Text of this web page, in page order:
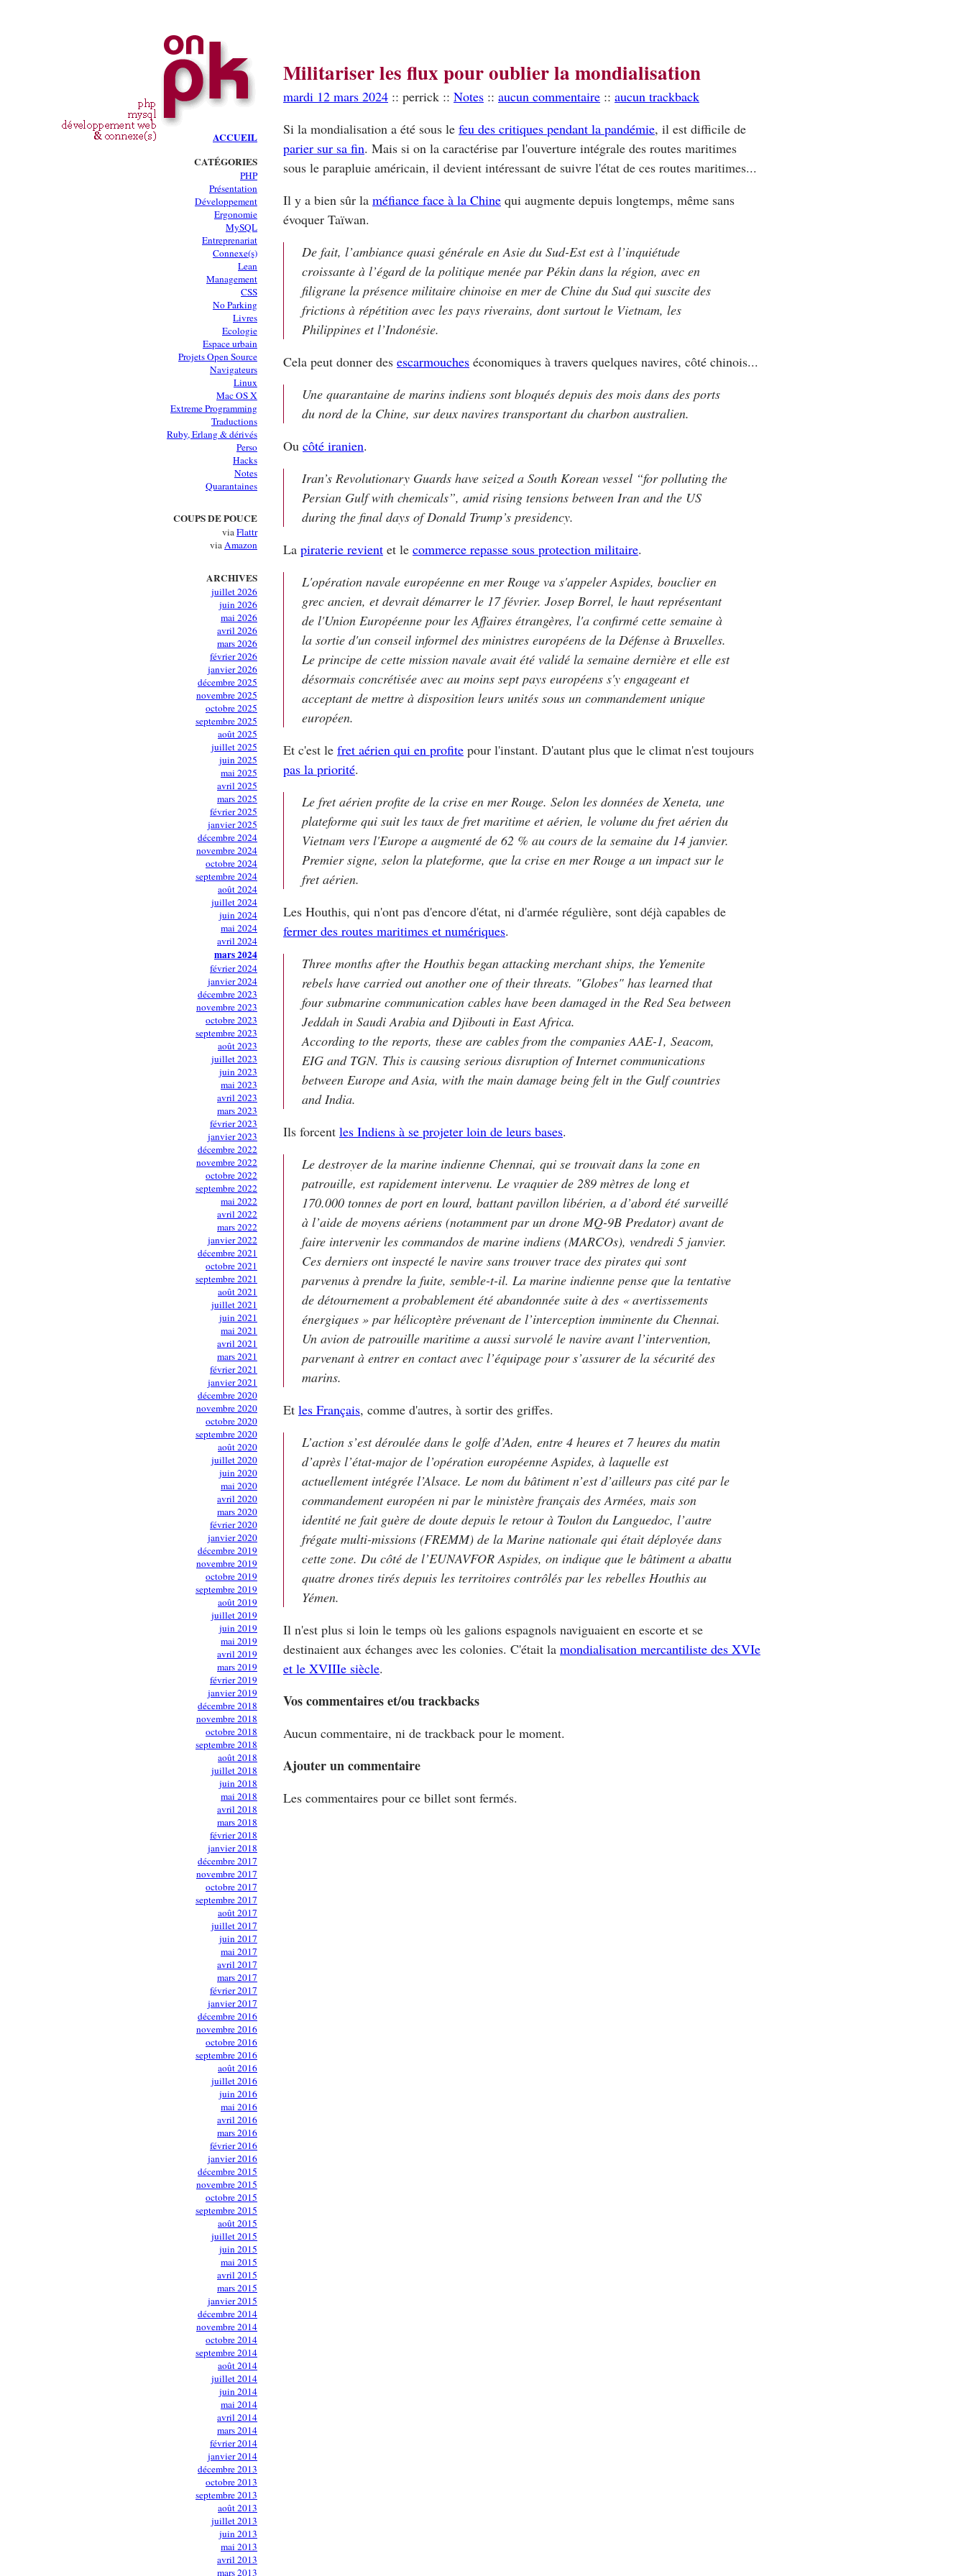
ACCUEIL
CATÉGORIES
PHP
Présentation
Développement
Ergonomie
MySQL
Entreprenariat
Connexe(s)
Lean
Management
CSS
No Parking
Livres
Ecologie
Espace urbain
Projets Open Source
Navigateurs
Linux
Mac OS X
Extreme Programming
Traductions
Ruby, Erlang & dérivés
Perso
Hacks
Notes
Quarantaines
COUPS DE POUCE
viaFlattr
viaAmazon
ARCHIVES
juillet 2026
juin 2026
mai 2026
avril 2026
mars 2026
février 2026
janvier 2026
décembre 2025
novembre 2025
octobre 2025
septembre 2025
août 2025
juillet 2025
juin 2025
mai 2025
avril 2025
mars 2025
février 2025
janvier 2025
décembre 2024
novembre 2024
octobre 2024
septembre 2024
août 2024
juillet 2024
juin 2024
mai 2024
avril 2024
mars 2024
février 2024
janvier 2024
décembre 2023
novembre 2023
octobre 2023
septembre 2023
août 2023
juillet 2023
juin 2023
mai 2023
avril 2023
mars 2023
février 2023
janvier 2023
décembre 2022
novembre 2022
octobre 2022
septembre 2022
mai 2022
avril 2022
mars 2022
janvier 2022
décembre 2021
octobre 2021
septembre 2021
août 2021
juillet 2021
juin 2021
mai 2021
avril 2021
mars 2021
février 2021
janvier 2021
décembre 2020
novembre 2020
octobre 2020
septembre 2020
août 2020
juillet 2020
juin 2020
mai 2020
avril 2020
mars 2020
février 2020
janvier 2020
décembre 2019
novembre 2019
octobre 2019
septembre 2019
août 2019
juillet 2019
juin 2019
mai 2019
avril 2019
mars 2019
février 2019
janvier 2019
décembre 2018
novembre 2018
octobre 2018
septembre 2018
août 2018
juillet 2018
juin 2018
mai 2018
avril 2018
mars 2018
février 2018
janvier 2018
décembre 2017
novembre 2017
octobre 2017
septembre 2017
août 2017
juillet 2017
juin 2017
mai 2017
avril 2017
mars 2017
février 2017
janvier 2017
décembre 2016
novembre 2016
octobre 2016
septembre 2016
août 2016
juillet 2016
juin 2016
mai 2016
avril 2016
mars 2016
février 2016
janvier 2016
décembre 2015
novembre 2015
octobre 2015
septembre 2015
août 2015
juillet 2015
juin 2015
mai 2015
avril 2015
mars 2015
janvier 2015
décembre 2014
novembre 2014
octobre 2014
septembre 2014
août 2014
juillet 2014
juin 2014
mai 2014
avril 2014
mars 2014
février 2014
janvier 2014
décembre 2013
octobre 2013
septembre 2013
août 2013
juillet 2013
juin 2013
mai 2013
avril 2013
mars 2013
Militariser les flux pour oublier la mondialisation
mardi 12 mars 2024 :: perrick :: Notes :: aucun commentaire :: aucun trackback
Si la mondialisation a été sous le feu des critiques pendant la pandémie, il est difficile de
parier sur sa fin. Mais si on la caractérise par l'ouverture intégrale des routes maritimes
sous le parapluie américain, il devient intéressant de suivre l'état de ces routes maritimes...
Il y a bien sûr la méfiance face à la Chine qui augmente depuis longtemps, même sans
évoquer Taïwan.
De fait, l’ambiance quasi générale en Asie du Sud-Est est à l’inquiétude
croissante à l’égard de la politique menée par Pékin dans la région, avec en
filigrane la présence militaire chinoise en mer de Chine du Sud qui suscite des
frictions à répétition avec les pays riverains, dont surtout le Vietnam, les
Philippines et l’Indonésie.
Cela peut donner des escarmouches économiques à travers quelques navires, côté chinois...
Une quarantaine de marins indiens sont bloqués depuis des mois dans des ports
du nord de la Chine, sur deux navires transportant du charbon australien.
Ou côté iranien.
Iran’s Revolutionary Guards have seized a South Korean vessel “for polluting the
Persian Gulf with chemicals”, amid rising tensions between Iran and the US
during the final days of Donald Trump’s presidency.
La piraterie revient et le commerce repasse sous protection militaire.
L'opération navale européenne en mer Rouge va s'appeler Aspides, bouclier en
grec ancien, et devrait démarrer le 17 février. Josep Borrel, le haut représentant
de l'Union Européenne pour les Affaires étrangères, l'a confirmé cette semaine à
la sortie d'un conseil informel des ministres européens de la Défense à Bruxelles.
Le principe de cette mission navale avait été validé la semaine dernière et elle est
désormais concrétisée avec au moins sept pays européens s'y engageant et
acceptant de mettre à disposition leurs unités sous un commandement unique
européen.
Et c'est le fret aérien qui en profite pour l'instant. D'autant plus que le climat n'est toujours
pas la priorité.
Le fret aérien profite de la crise en mer Rouge. Selon les données de Xeneta, une
plateforme qui suit les taux de fret maritime et aérien, le volume du fret aérien du
Vietnam vers l'Europe a augmenté de 62 % au cours de la semaine du 14 janvier.
Premier signe, selon la plateforme, que la crise en mer Rouge a un impact sur le
fret aérien.
Les Houthis, qui n'ont pas d'encore d'état, ni d'armée régulière, sont déjà capables de
fermer des routes maritimes et numériques.
Three months after the Houthis began attacking merchant ships, the Yemenite
rebels have carried out another one of their threats. "Globes" has learned that
four submarine communication cables have been damaged in the Red Sea between
Jeddah in Saudi Arabia and Djibouti in East Africa.
According to the reports, these are cables from the companies AAE-1, Seacom,
EIG and TGN. This is causing serious disruption of Internet communications
between Europe and Asia, with the main damage being felt in the Gulf countries
and India.
Ils forcent les Indiens à se projeter loin de leurs bases.
Le destroyer de la marine indienne Chennai, qui se trouvait dans la zone en
patrouille, est rapidement intervenu. Le vraquier de 289 mètres de long et
170.000 tonnes de port en lourd, battant pavillon libérien, a d’abord été surveillé
à l’aide de moyens aériens (notamment par un drone MQ-9B Predator) avant de
faire intervenir les commandos de marine indiens (MARCOs), vendredi 5 janvier.
Ces derniers ont inspecté le navire sans trouver trace des pirates qui sont
parvenus à prendre la fuite, semble-t-il. La marine indienne pense que la tentative
de détournement a probablement été abandonnée suite à des « avertissements
énergiques » par hélicoptère prévenant de l’interception imminente du Chennai.
Un avion de patrouille maritime a aussi survolé le navire avant l’intervention,
parvenant à entrer en contact avec l’équipage pour s’assurer de la sécurité des
marins.
Et les Français, comme d'autres, à sortir des griffes.
L’action s’est déroulée dans le golfe d’Aden, entre 4 heures et 7 heures du matin
d’après l’état-major de l’opération européenne Aspides, à laquelle est
actuellement intégrée l’Alsace. Le nom du bâtiment n’est d’ailleurs pas cité par le
commandement européen ni par le ministère français des Armées, mais son
identité ne fait guère de doute depuis le retour à Toulon du Languedoc, l’autre
frégate multi-missions (FREMM) de la Marine nationale qui était déployée dans
cette zone. Du côté de l’EUNAVFOR Aspides, on indique que le bâtiment a abattu
quatre drones tirés depuis les territoires contrôlés par les rebelles Houthis au
Yémen.
Il n'est plus si loin le temps où les galions espagnols naviguaient en escorte et se
destinaient aux échanges avec les colonies. C'était la mondialisation mercantiliste des XVIe
et le XVIIIe siècle.
Vos commentaires et/ou trackbacks
Aucun commentaire, ni de trackback pour le moment.
Ajouter un commentaire
Les commentaires pour ce billet sont fermés.